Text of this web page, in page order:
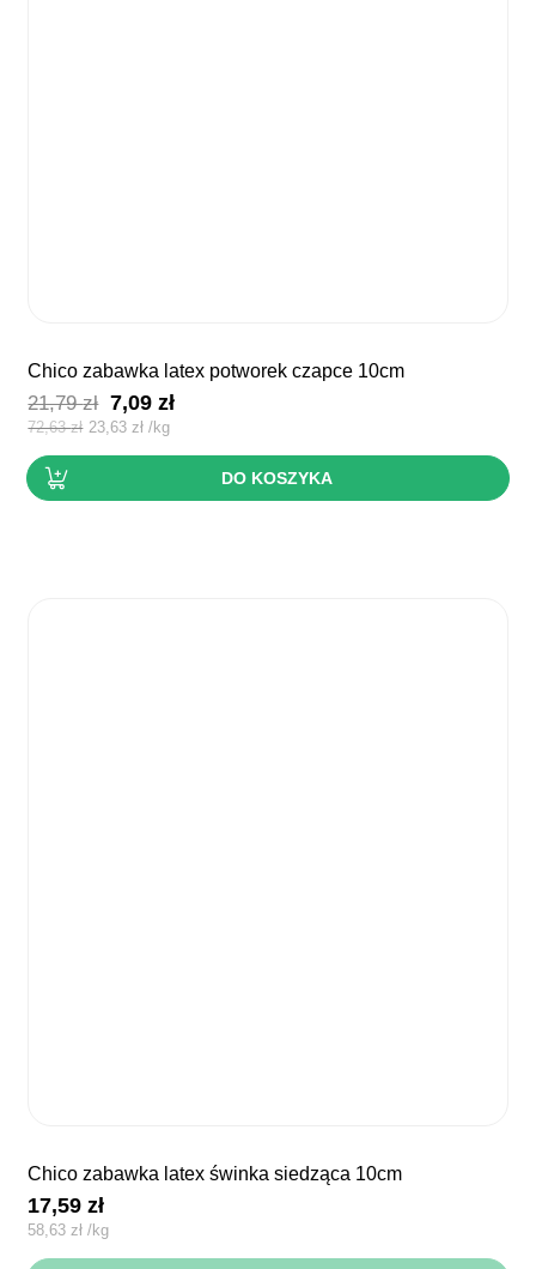
chico zabawka latex potworek czapce 10cm
21,79zł Pierwotna
cena
wynosiła:
7,09złAktualna
wynosi:
7,09 zł.
72,63zł 23,63 zł /kg
DO KOSZYKA
chico zabawka latex świnka siedząca 10cm
17,59zł
58,63 zł /kg